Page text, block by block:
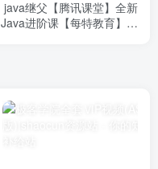
java继父【腾讯课堂】全新
Java进阶课【每特教育】第